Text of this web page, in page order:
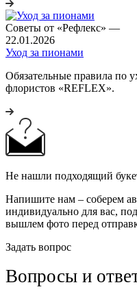
Советы от «Рефлекс» —
22.01.2026
Уход за пионами
Обязательные правила по
флористов «REFLEX».
Не нашли подходящий
Напишите нам – соберем
индивидуально для вас,
вышлем фото перед
Задать вопрос
Вопросы и